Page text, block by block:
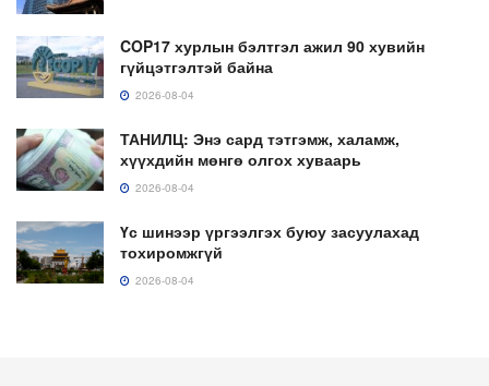
COP17 хурлын бэлтгэл ажил 90 хувийн
гүйцэтгэлтэй байна
2026-08-04
ТАНИЛЦ: Энэ сард тэтгэмж, халамж,
хүүхдийн мөнгө олгох хуваарь
2026-08-04
Үс шинээр үргээлгэх буюу засуулахад
тохиромжгүй
2026-08-04